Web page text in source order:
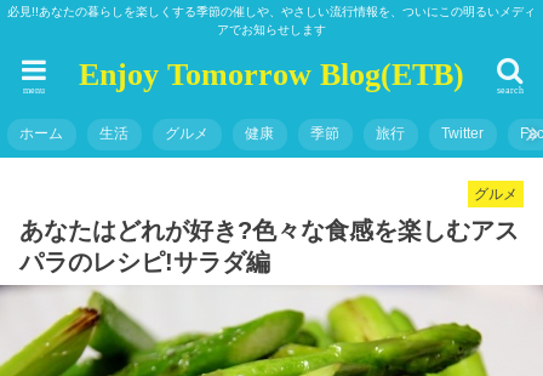
必見!!あなたの暮らしを楽しくする季節の催しや、やさしい流行情報を、ついにこの明るいメディ
アでお知らせします
Enjoy Tomorrow Blog(ETB) search
menu
ホーム 生活 グルメ 健康 季節 旅行 Twitter
グルメ
あなたはどれが好き?色々な食感を楽しむアス
パラのレシピ!サラダ編